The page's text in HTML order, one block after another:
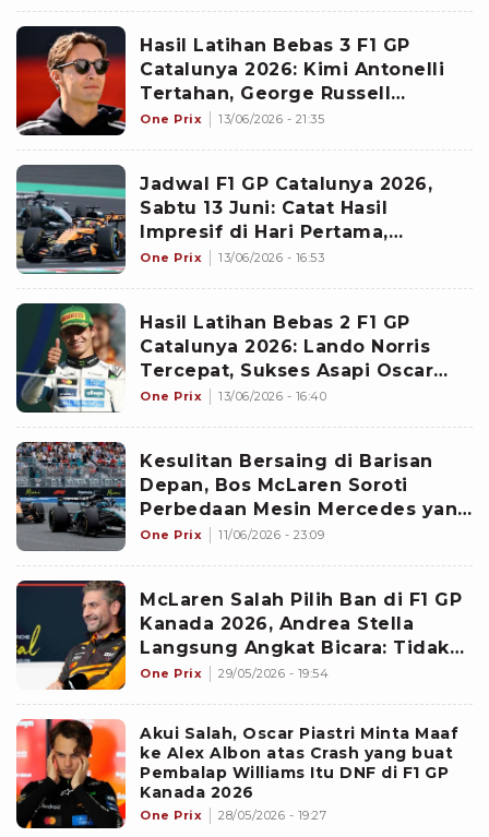
Hasil Latihan Bebas 3 F1 GP
Catalunya 2026: Kimi Antonelli
Tertahan, George Russell
Kembali jadi yang tercepat di
One Prix 13/06/2026 - 21:35
Jadwal F1 GP Catalunya 2026,
Sabtu 13 Juni: Catat Hasil
Impresif di Hari Pertama,
McLaren Siap Ganggu Dominasi
One Prix 13/06/2026 - 16:53
Hasil Latihan Bebas 2 F1 GP
Catalunya 2026: Lando Norris
Tercepat, Sukses Asapi Oscar
Piastri dan Duo Mercedes
One Prix 13/06/2026 - 16:40
Kesulitan Bersaing di Barisan
Depan, Bos McLaren Soroti
Perbedaan Mesin Mercedes yang
Mereka Gunakan di F1 2026
One Prix 11/06/2026 - 23:09
McLaren Salah Pilih Ban di F1 GP
Kanada 2026, Andrea Stella
Langsung Angkat Bicara: Tidak
Ada Keputusan yang Buruk!
One Prix 29/05/2026 - 19:54
Akui Salah, Oscar Piastri Minta Maaf
ke Alex Albon atas Crash yang buat
Pembalap Williams Itu DNF di F1 GP
Kanada 2026
One Prix 28/05/2026 - 19:27